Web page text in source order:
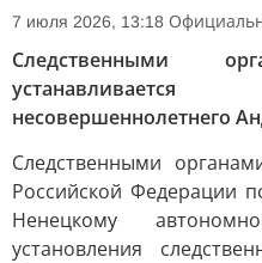
7 июля 2026, 13:18
Следственными
несовершеннолетнего
Следственными
Российской Федерации
Ненецкому
установления